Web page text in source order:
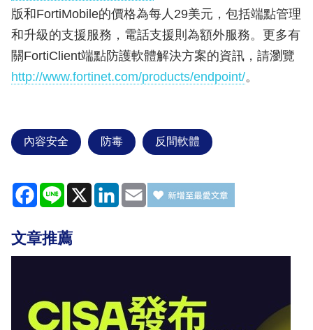
版和FortiMobile的價格為每人29美元，包括端點管理
和升級的支援服務，電話支援則為額外服務。更多有
關FortiClient端點防護軟體解決方案的資訊，請瀏覽
http://www.fortinet.com/products/endpoint/。
內容安全 防毒 反間軟體
Facebook
Line X LinkedIn
Email
文章推薦